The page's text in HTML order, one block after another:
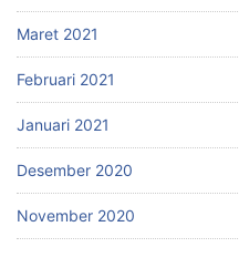
Maret 2021
Februari 2021
Januari 2021
Desember 2020
November 2020